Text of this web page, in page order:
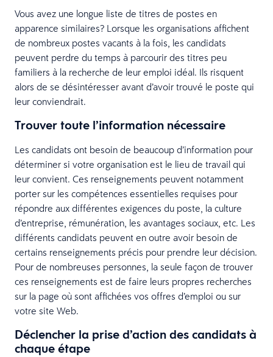
Vous avez une longue liste de titres de postes en
apparence similaires? Lorsque les organisations affichent
de nombreux postes vacants à la fois, les candidats
peuvent perdre du temps à parcourir des titres peu
familiers à la recherche de leur emploi idéal. Ils risquent
alors de se désintéresser avant d’avoir trouvé le poste qui
leur conviendrait.
Trouver toute l’information nécessaire
Les candidats ont besoin de beaucoup d’information pour
déterminer si votre organisation est le lieu de travail qui
leur convient. Ces renseignements peuvent notamment
porter sur les compétences essentielles requises pour
répondre aux différentes exigences du poste, la culture
d’entreprise, rémunération, les avantages sociaux, etc. Les
différents candidats peuvent en outre avoir besoin de
certains renseignements précis pour prendre leur décision.
Pour de nombreuses personnes, la seule façon de trouver
ces renseignements est de faire leurs propres recherches
sur la page où sont affichées vos offres d’emploi ou sur
votre site Web.
Déclencher la prise d’action des candidats à
chaque étape